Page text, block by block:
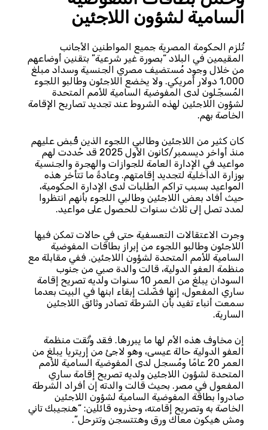
السامية لشؤون اللاجئين
تُلزم الحكومة المصرية جميع المواطنين الأجانب
المقيمين في البلاد “بصورة غير شرعية” بتقنين أوضاعهم
من خلال وجود مُستضيف مصري الجنسية وسداد مبلغ
1,000 دولار أمريكي. ولا يخضع اللاجئون وطالبو اللجوء
المُسجّلون لدى المفوضية السامية للأمم المتحدة
لشؤون اللاجئين لهذه الشروط عند تجديد تصاريح الإقامة
الخاصة بهم.
كان كثير من اللاجئين وطالبي اللجوء الذين قُبض عليهم
منذ أواخر ديسمبر/كانون الأول 2025 قد حُددت لهم
مواعيد في الإدارة العامة للجوازات والهجرة والجنسية
بوزارة الداخلية لتجديد إقامتهم. وعادةً ما تتأخر هذه
المواعيد بسبب تراكم الطلبات لدى الإدارة الحكومية،
حيث أفاد بعض اللاجئين وطالبي اللجوء بأنهم انتظروا
لمدد تصل إلى ثلاث سنوات للحصول على مواعيد.
وجرت الاعتقالات التعسفية حتى في حالات تمكن فيها
اللاجئون وطالبو اللجوء من إبراز بطاقات المفوضية
السامية للأمم المتحدة لشؤون اللاجئين. ففي مقابلة مع
منظمة العفو الدولية، قالت والدة صبي من جنوب
السودان يبلغ من العمر 10 سنوات ولديه تصريح إقامة
ساري المفعول، إنها فضّلت إبقاء ابنها في البيت بعدما
سمعت أنباء تفيد بأن الشرطة تصادر وثائق اللاجئين
السارية.
إن مخاوف هذه الأم لها ما يبررها. فقد وثَّقت منظمة
العفو الدولية حالة عيسى، وهو لاجئ من إريتريا يبلغ من
العمر 20 عامًا ومُسجل لدى المفوضية السامية للأمم
المتحدة لشؤون اللاجئين ولديه تصريح إقامة ساري
المفعول في مصر. بحيث قالت والدته إن أفراد الشرطة
صادروا بطاقة المفوضية السامية لشؤون اللاجئين
الخاصة به وتصريح إقامته، وحذروه قائلين: “هنجيبك تاني
ومش هيكون معاك ورق وهتتسجن وتترحل”.